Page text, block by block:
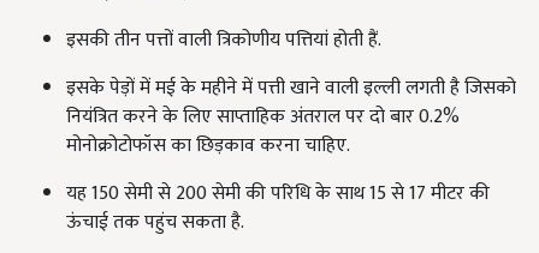
इसकी तीन पत्तों वाली त्रिकोणीय पत्तियां होती हैं.
इसके पेड़ों में मई के महीने में पत्ती खाने वाली इल्ली लगती है जिसको
नियंत्रित करने के लिए साप्ताहिक अंतराल पर दो बार 0.2%
मोनोक्रोटोफॉस का छिड़काव करना चाहिए.
यह 150 सेमी से 200 सेमी की परिधि के साथ 15 से 17 मीटर की
ऊंचाई तक पहुंच सकता है.